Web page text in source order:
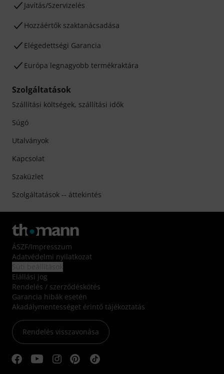
Javítás/Szervizelés
Hozzáértők szaktanácsadása
Elégedettségi Garancia
Európa legnagyobb termékraktára
Szolgáltatások
Szállítási költségek, szállítási idők
Súgó
Utalványok
Kapcsolat
Szaküzlet
Szolgáltatások -- áttekintés
ÁSZF/Impresszum
Adatvédelmi nyilatkozat
Elállási jog
Rendelés / szerződéskötés
Garancia hibák esetén
Akadálymentességet érintő tájékoztatás
Rendelés visszavonása